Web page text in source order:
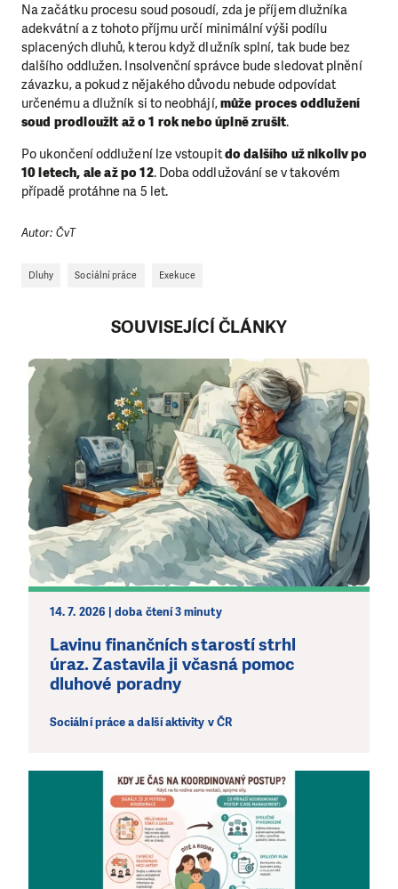
Na začátku procesu soud posoudí, zda je příjem dlužníka
adekvátní a z tohoto příjmu určí minimální výši podílu
splacených dluhů, kterou když dlužník splní, tak bude bez
dalšího oddlužen. Insolvenční správce bude sledovat plnění
závazku, a pokud z nějakého důvodu nebude odpovídat
určenému a dlužník si to neobhájí,může proces oddlužení
soud prodloužit až o 1 rok nebo úplně zrušit.
Po ukončení oddlužení lze vstoupitdo dalšího už nikoliv po
10 letech, ale až po 12. Doba oddlužování se v takovém
případě protáhne na 5 let.
Autor: ČvT
Dluhy Sociální práce Exekuce
SOUVISEJÍCÍ ČLÁNKY
14. 7. 2026 | doba čtení 3 minuty
Lavinu finančních starostí strhl
úraz. Zastavila ji včasná pomoc
dluhové poradny
Sociální práce a další aktivity v ČR